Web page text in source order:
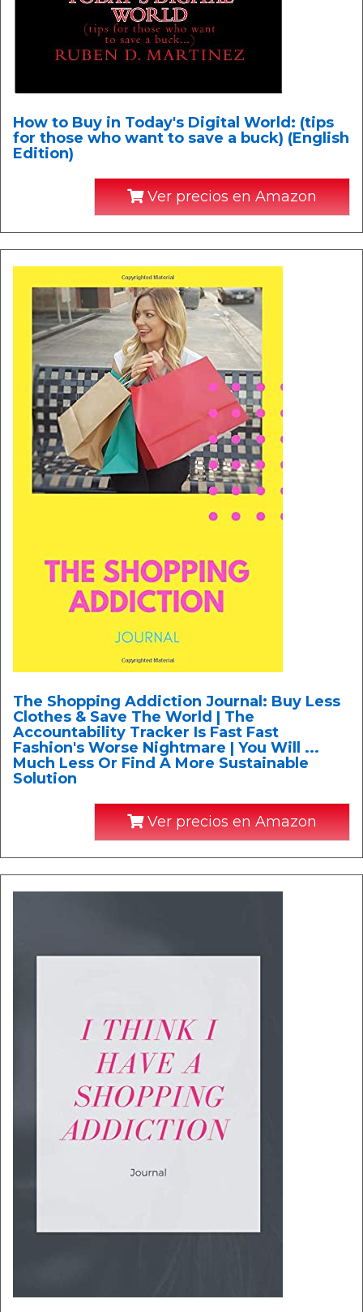
How to Buy in Today's Digital World: (tips
for those who want to save a buck) (English
Edition)
Ver precios en Amazon
The Shopping Addiction Journal: Buy Less
Clothes & Save The World | The
Accountability Tracker Is Fast Fast
Fashion's Worse Nightmare | You Will ...
Much Less Or Find A More Sustainable
Solution
Ver precios en Amazon